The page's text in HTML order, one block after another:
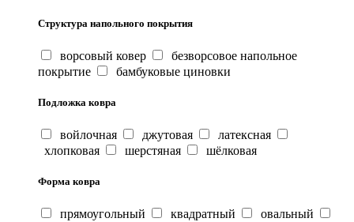
Структура напольного покрытия
ворсовый ковер
безворсовое напольное
покрытие
бамбуковые циновки
Подложка ковра
войлочная джутовая
латексная
хлопковая
шерстяная шёлковая
Форма ковра
прямоугольный квадратный
овальный